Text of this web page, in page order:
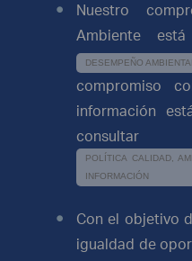
Nuestro
Ambiente
DESEMPEÑO AMBIENTAL
compromiso
información
POLÍTICA CALIDAD,
INFORMACIÓN
Con el objetivo
igualdad de